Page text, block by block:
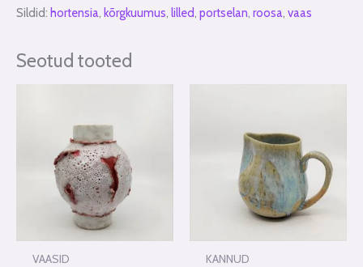
Sildid: hortensia, kõrgkuumus, lilled, portselan, roosa, vaas
Seotud tooted
VAASID KANNUD